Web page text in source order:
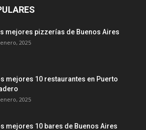
mejores pizzerías de Buenos Aires
2025
mejores 10 restaurantes en Puerto
2025
mejores 10 bares de Buenos Aires